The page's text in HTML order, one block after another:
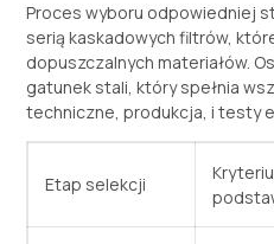
Proces wyboru odpowiedniej
serią kaskadowych filtrów,
dopuszczalnych materiałów.
gatunek stali, który spełnia
techniczne, produkcja, i testy
Etap selekcji